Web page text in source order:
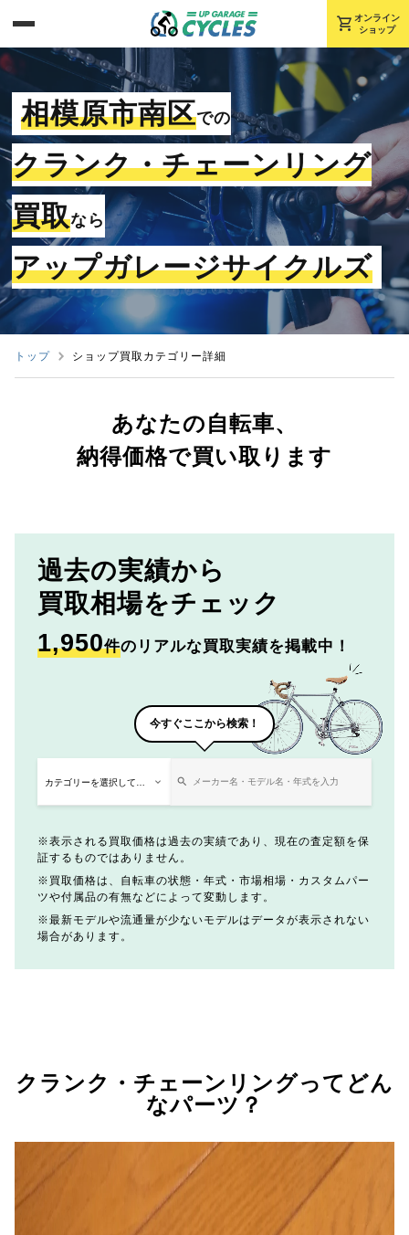
shopping_cart オンライン
ショップ
相模原市南区での
クランク・チェーンリング
買取なら
アップガレージサイクルズ
トップ ショップ買取カテゴリー詳細
あなたの自転車、
納得価格で買い取ります
過去の実績から
買取相場をチェック
1,950件のリアルな買取実績を掲載中！
今すぐここから検索！
表示される買取価格は過去の実績であり、現在の査定額を保
証するものではありません。
買取価格は、自転車の状態・年式・市場相場・カスタムパー
ツや付属品の有無などによって変動します。
最新モデルや流通量が少ないモデルはデータが表示されない
場合があります。
クランク・チェーンリングってどん
なパーツ？